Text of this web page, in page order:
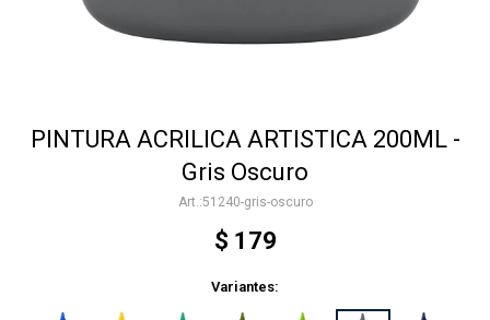
PINTURA ACRILICA ARTISTICA 200ML -
Gris Oscuro
51240-gris-oscuro
$ 179
Variantes:
Varios